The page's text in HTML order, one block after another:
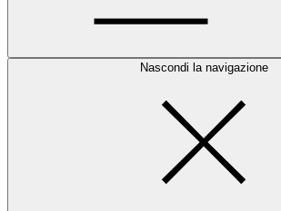
Nascondi la navigazione